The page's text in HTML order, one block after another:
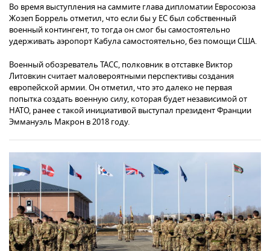
Во время выступления на саммите глава дипломатии Евросоюза
Жозеп Боррель отметил, что если бы у ЕС был собственный
военный контингент, то тогда он смог бы самостоятельно
удерживать аэропорт Кабула самостоятельно, без помощи США.
Военный обозреватель ТАСС, полковник в отставке Виктор
Литовкин считает маловероятными перспективы создания
европейской армии. Он отметил, что это далеко не первая
попытка создать военную силу, которая будет независимой от
НАТО, ранее с такой инициативой выступал президент Франции
Эммануэль Макрон в 2018 году.